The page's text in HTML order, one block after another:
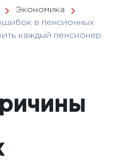
Экономика
в пенсионных
каждый пенсионер